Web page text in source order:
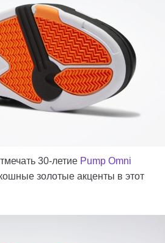
30-летие Pump Omni
золотые акценты в этот